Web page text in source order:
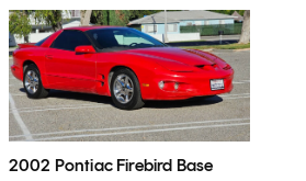
2002 Pontiac Firebird Base